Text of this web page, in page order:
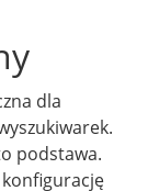
dla
podstawa.